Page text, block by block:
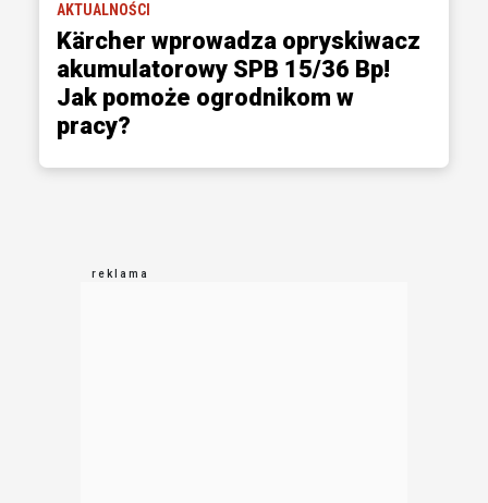
AKTUALNOŚCI
Kärcher wprowadza opryskiwacz
akumulatorowy SPB 15/36 Bp!
Jak pomoże ogrodnikom w
pracy?